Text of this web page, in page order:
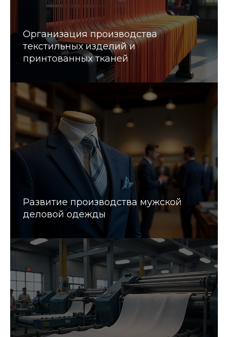
Организация производства
текстильных изделий и
принтованных тканей
Развитие производства мужской
деловой одежды